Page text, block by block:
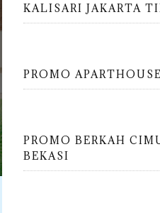
KALISARI JAKARTA
PROMO
PROMO BERKAH
BEKASI